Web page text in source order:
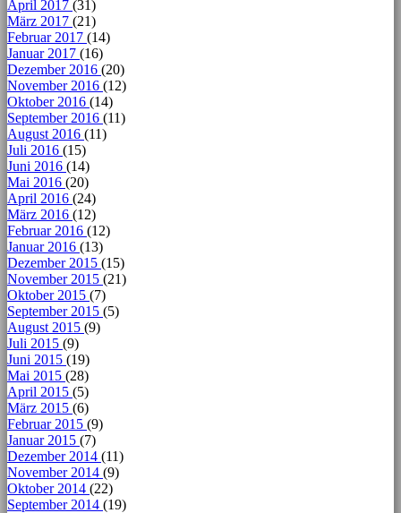
April 2017 (31)
März 2017 (21)
Februar 2017 (14)
Januar 2017 (16)
Dezember 2016 (20)
November 2016 (12)
Oktober 2016 (14)
September 2016 (11)
August 2016 (11)
Juli 2016 (15)
Juni 2016 (14)
Mai 2016 (20)
April 2016 (24)
März 2016 (12)
Februar 2016 (12)
Januar 2016 (13)
Dezember 2015 (15)
November 2015 (21)
Oktober 2015 (7)
September 2015 (5)
August 2015 (9)
Juli 2015 (9)
Juni 2015 (19)
Mai 2015 (28)
April 2015 (5)
März 2015 (6)
Februar 2015 (9)
Januar 2015 (7)
Dezember 2014 (11)
November 2014 (9)
Oktober 2014 (22)
September 2014 (19)